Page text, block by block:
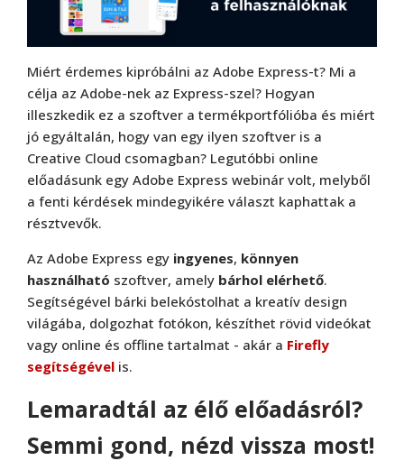
Miért érdemes kipróbálni az Adobe Express-t? Mi a
célja az Adobe-nek az Express-szel? Hogyan
illeszkedik ez a szoftver a termékportfólióba és miért
jó egyáltalán, hogy van egy ilyen szoftver is a
Creative Cloud csomagban? Legutóbbi online
előadásunk egy Adobe Express webinár volt, melyből
a fenti kérdések mindegyikére választ kaphattak a
résztvevők.
Az Adobe Express egy ingyenes, könnyen
használható szoftver, amely bárhol elérhető.
Segítségével bárki belekóstolhat a kreatív design
világába, dolgozhat fotókon, készíthet rövid videókat
vagy online és offline tartalmat - akár a Firefly
segítségével is.
Lemaradtál az élő előadásról?
Semmi gond, nézd vissza most!